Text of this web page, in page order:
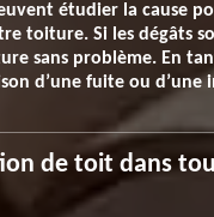
étudier la cause
toiture. Si les dégâts
sans problème. En
d’une fuite ou
de toit dans